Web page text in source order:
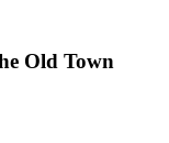
Old Town